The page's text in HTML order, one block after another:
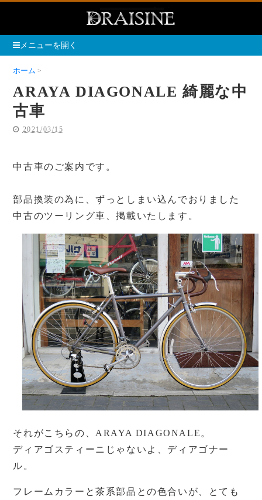
メニューを開く
ホーム
ARAYA DIAGONALE 綺麗な中
古車
2021/03/15
中古車のご案内です。
部品換装の為に、ずっとしまい込んでおりました
中古のツーリング車、掲載いたします。
それがこちらの、ARAYA DIAGONALE。
ディアゴスティーニじゃないよ、ディアゴナー
ル。
フレームカラーと茶系部品との色合いが、とても